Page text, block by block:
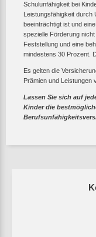
Schulunfähigkeit bei
Leistungsfähigkeit durch
beeinträchtigt ist und
spezielle Förderung
Feststellung und eine
mindestens 30 Prozent.
Es gelten die
Prämien und Leistungen
Lassen Sie sich auf
Kinder die